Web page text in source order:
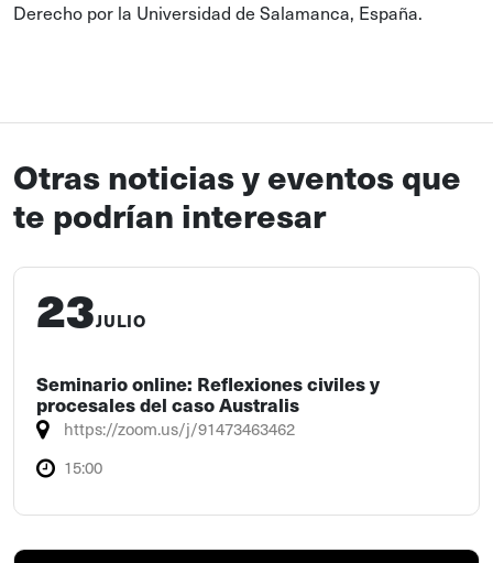
Derecho por la Universidad de Salamanca, España.
Otras noticias y eventos que
te podrían interesar
23JULIO
Seminario online: Reflexiones civiles y
procesales del caso Australis
https://zoom.us/j/91473463462
15:00